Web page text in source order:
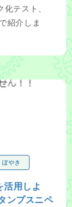
テスト、
紹介しま
う！ ～明日か
ぼやき
用しよ
ンプスニペ